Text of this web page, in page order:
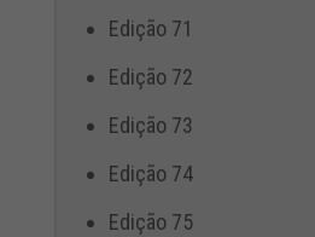
Edição 71
Edição 72
Edição 73
Edição 74
Edição 75